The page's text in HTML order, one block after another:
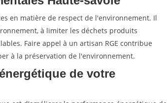
en matière de respect de l'environnement. Il
à limiter les déchets produits
Faire appel à un artisan RGE contribue
à la préservation de l'environnement.
de votre